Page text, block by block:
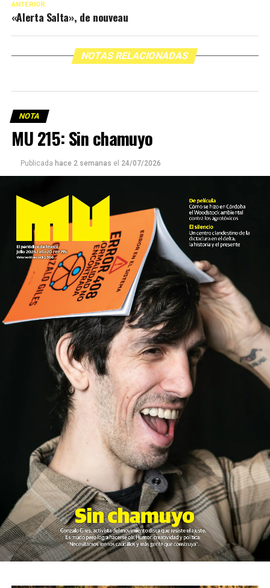
ANTERIOR
«Alerta Salta», de nouveau
NOTAS RELACIONADAS
NOTA
MU 215: Sin chamuyo
Publicada hace 2 semanas el 24/07/2026